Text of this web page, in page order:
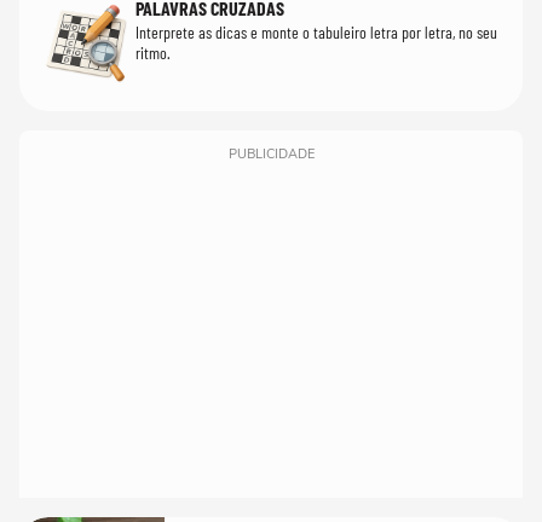
PALAVRAS CRUZADAS
Interprete as dicas e monte o tabuleiro letra por letra, no seu
ritmo.
PUBLICIDADE